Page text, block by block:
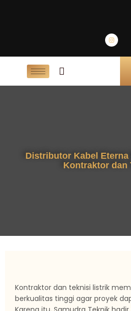
Distributor Kabel
Kontraktor dan
Kontraktor dan teknisi listrik
berkualitas tinggi agar proyek